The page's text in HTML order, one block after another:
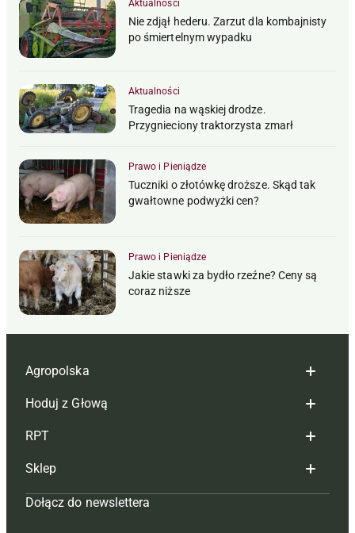
Aktualności
Nie zdjął hederu. Zarzut dla kombajnisty
po śmiertelnym wypadku
Aktualności
Tragedia na wąskiej drodze.
Przygnieciony traktorzysta zmarł
Prawo i Pieniądze
Tuczniki o złotówkę droższe. Skąd tak
gwałtowne podwyżki cen?
Prawo i Pieniądze
Jakie stawki za bydło rzeźne? Ceny są
coraz niższe
Agropolska
Redakcja
Reklama
Tagi
Mapa serwisu
Hoduj z Głową
Hoduj z głową bydło
Hoduj z głową świnie
Prenumerata
RPT
Redakcja
Prenumerata
Sklep
Czasopisma i prenumerata
Dołącz do newslettera